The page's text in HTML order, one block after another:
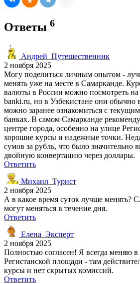
Ответы 6
Андрей_Путешественник
2 ноября 2025
Могу поделиться личным опытом -
менять уже на месте в Самарканде.
валюты в России можно посмотреть на
banki.ru, но в Узбекистане они обычно
можно заранее ознакомиться с
банках. В самом Самарканде
центре города, особенно на улице
хорошие курсы и надежные точки.
сумов за рубль, что было значительно
двойную конвертацию через доллары.
Ответить
Михаил_Турист
2 ноября 2025
А в какое время суток лучше менять?
могут меняться в течение дня.
Ответить
Елена_Эксперт
2 ноября 2025
Полностью согласен! Я всегда меняю
Регистанской площади - там
курсы и нет скрытых комиссий.
Ответить